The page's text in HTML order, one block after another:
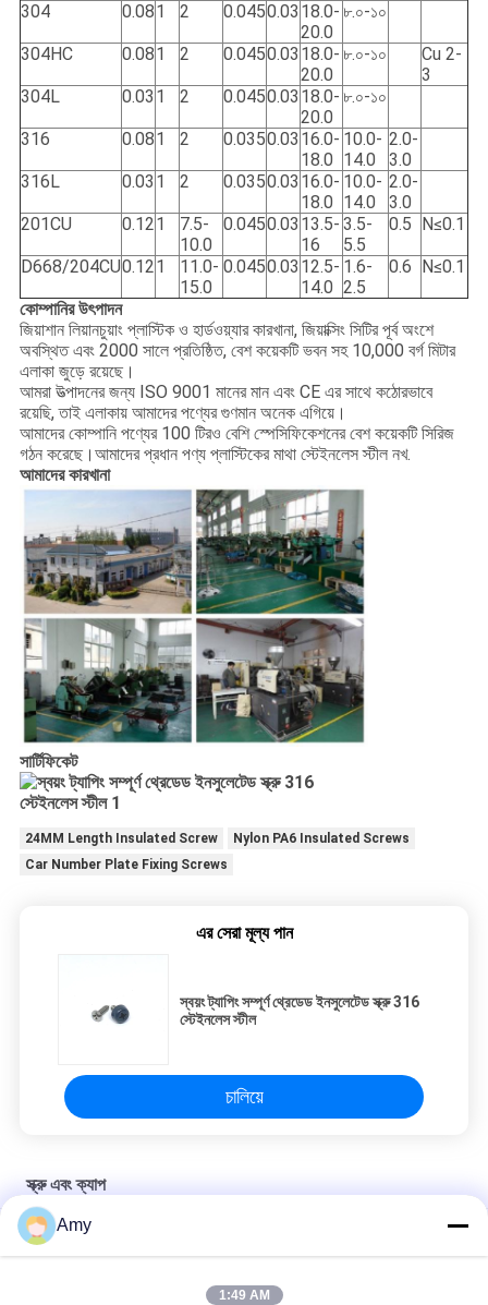
304
0.081 2 0.0450.03 18.0-
20.0
৮.০-১০
304HC 0.081 2 0.0450.03 18.0-
20.0
৮.০-১০
Cu 2-
3
304L
0.03 1 2 0.0450.03 18.0-
20.0
৮.০-১০
316 0.081 2 0.0350.03 16.0-
18.0
10.0-
14.0
2.0-
3.0
316L
0.03 1 2 0.0350.03 16.0-
18.0
10.0-
14.0
2.0-
3.0
201CU
0.121
7.5-
10.0
0.0450.03 13.5-
16
3.5-
5.5
0.5 N≤0.1
D668/204CU0.121
11.0-
15.0
0.0450.03 12.5-
14.0
1.6-
2.5
0.6 N≤0.1
কোম্পানির উৎপাদন
জিয়াশান লিয়ানচুয়াং প্লাস্টিক ও হার্ডওয়্যার কারখানা, জিয়াক্সিং সিটির পূর্ব অংশে
অবস্থিত এবং 2000 সালে প্রতিষ্ঠিত, বেশ কয়েকটি ভবন সহ 10,000 বর্গ মিটার
এলাকা জুড়ে রয়েছে।
আমরা উত্পাদনের জন্য ISO 9001 মানের মান এবং CE এর সাথে কঠোরভাবে
রয়েছি, তাই এলাকায় আমাদের পণ্যের গুণমান অনেক এগিয়ে।
আমাদের কোম্পানি পণ্যের 100 টিরও বেশি স্পেসিফিকেশনের বেশ কয়েকটি সিরিজ
গঠন করেছে।আমাদের প্রধান পণ্য প্লাস্টিকের মাথা স্টেইনলেস স্টীল নখ.
আমাদের কারখানা
সার্টিফিকেট
24MM Length Insulated Screw
Nylon PA6 Insulated Screws
Car Number Plate Fixing Screws
এর সেরা মূল্য পান
স্বয়ং ট্যাপিং সম্পূর্ণ থ্রেডেড ইনসুলেটেড স্ক্রু 316
স্টেইনলেস স্টীল
চালিয়ে
স্ক্রু এবং ক্যাপ
স্ক্রু নাইলন PA6 উপাদানের জন্য দুই টুকরা ইনসুলেটেড গম্বুজ ক্যাপ
Amy
1:49 AM